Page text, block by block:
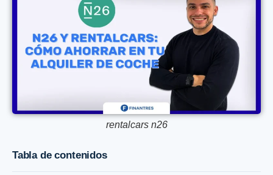
rentalcars n26
Tabla de contenidos